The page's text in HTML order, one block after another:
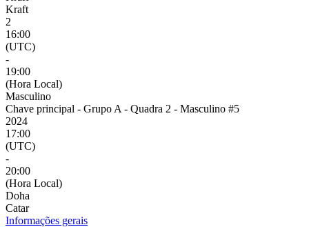
Kraft
2
16:00
(UTC)
-
19:00
(Hora Local)
Masculino
Chave principal - Grupo A - Quadra 2 - Masculino #5
2024
17:00
(UTC)
-
20:00
(Hora Local)
Doha
Catar
Informações gerais